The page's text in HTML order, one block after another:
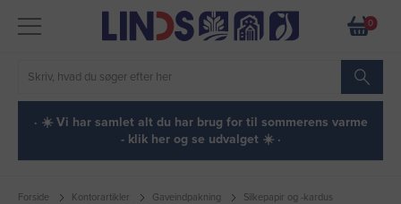
0
· ☀️ Vi har samlet alt du har brug for til sommerens varme
- klik her og se udvalget ☀️ ·
Forside Kontorartikler Gaveindpakning
Silkepapir og -kardus